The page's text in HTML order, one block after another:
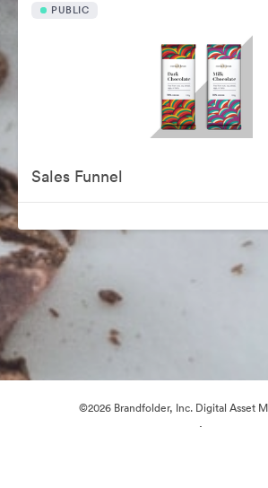
PUBLIC
Sales Funnel
©2026 Brandfolder, Inc. Digital Asset
·